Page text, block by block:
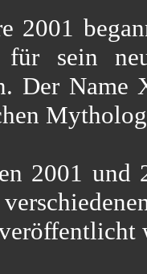
2001
für sein
Der Name
2001 und